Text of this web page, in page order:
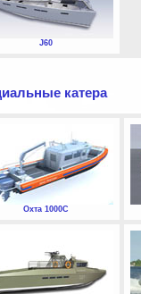
J60
катера
Охта 1000С